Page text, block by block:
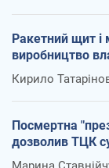
Ракетний щит і
виробництво
Кирило
Посмертна
дозволив ТЦК